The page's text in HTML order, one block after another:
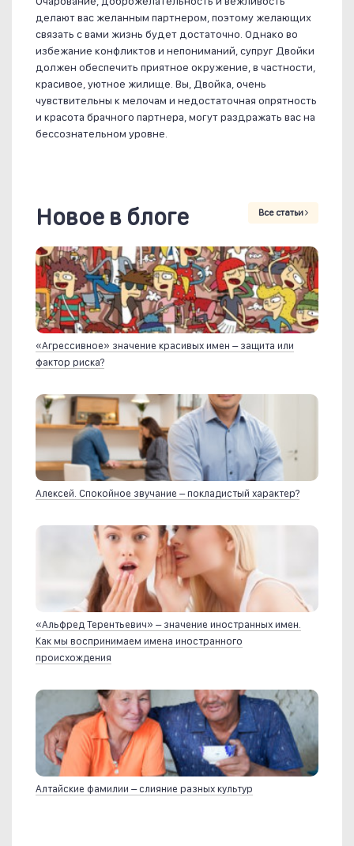
делают вас желанным партнером, поэтому желающих
связать с вами жизнь будет достаточно. Однако во
избежание конфликтов и непониманий, супруг Двойки
должен обеспечить приятное окружение, в частности,
красивое, уютное жилище. Вы, Двойка, очень
чувствительны к мелочам и недостаточная опрятность
и красота брачного партнера, могут раздражать вас на
бессознательном уровне.
Новое в блоге Все статьи
«Агрессивное» значение красивых имен – защита или
фактор риска?
Алексей. Спокойное звучание – покладистый характер?
«Альфред Терентьевич» – значение иностранных имен.
Как мы воспринимаем имена иностранного
происхождения
Алтайские фамилии – слияние разных культур